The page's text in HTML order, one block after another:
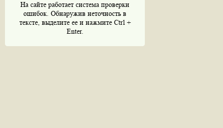
На сайте работает система проверки
ошибок. Обнаружив неточность в
тексте, выделите ее и нажмите Ctrl +
Enter.